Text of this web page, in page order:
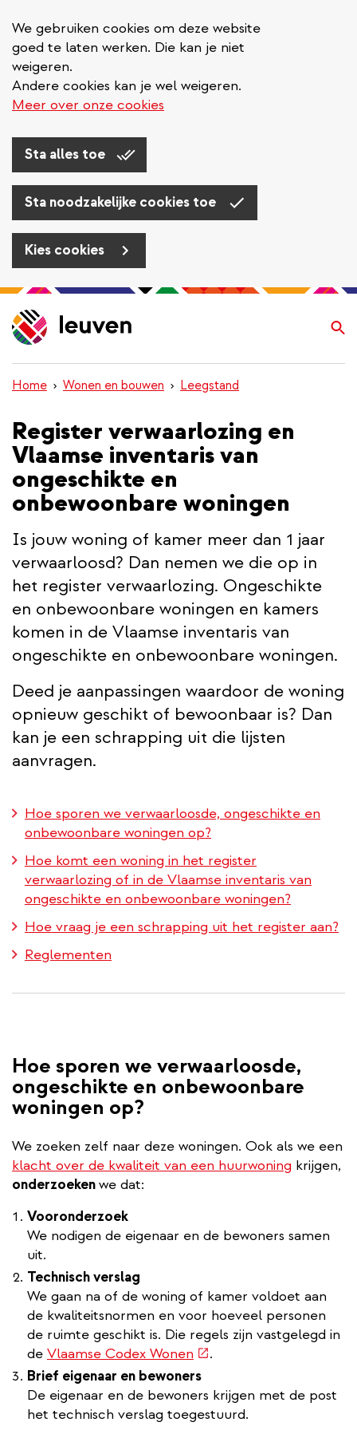
We gebruiken cookies om deze website
goed te laten werken. Die kan je niet
weigeren.
Andere cookies kan je wel weigeren.
Meer over onze cookies
Sta alles toe
Sta noodzakelijke cookies toe
Kies cookies
Overslaan
en
naar
inhoud
gaan
Home Wonen en bouwen Leegstand
Register verwaarlozing en
Vlaamse inventaris van
ongeschikte en
onbewoonbare woningen
Is jouw woning of kamer meer dan 1 jaar
verwaarloosd? Dan nemen we die op in
het register verwaarlozing. Ongeschikte
en onbewoonbare woningen en kamers
komen in de Vlaamse inventaris van
ongeschikte en onbewoonbare woningen.
Deed je aanpassingen waardoor de woning
opnieuw geschikt of bewoonbaar is? Dan
kan je een schrapping uit die lijsten
aanvragen.
Hoe sporen we verwaarloosde, ongeschikte en
onbewoonbare woningen op?
Hoe komt een woning in het register
verwaarlozing of in de Vlaamse inventaris van
ongeschikte en onbewoonbare woningen?
Hoe vraag je een schrapping uit het register aan?
Reglementen
Hoe sporen we verwaarloosde,
ongeschikte en onbewoonbare
woningen op?
We zoeken zelf naar deze woningen. Ook als we een
klacht over de kwaliteit van een huurwoning krijgen,
onderzoekenwe dat:
Vooronderzoek
We nodigen de eigenaar en de bewoners samen
uit.
Technisch verslag
We gaan na of de woning of kamer voldoet aan
de kwaliteitsnormen en voor hoeveel personen
de ruimte geschikt is. Die regels zijn vastgelegd in
de Vlaamse Codex Wonen (externe
link)
.
Brief eigenaar en bewoners
De eigenaar en de bewoners krijgen met de post
het technisch verslag toegestuurd.